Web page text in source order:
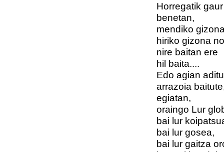
Horregatik
benetan,
mendiko
hiriko gizona
nire baitan ere
hil baita....
Edo agian
arrazoia
egiatan,
oraingo Lur
bai lur
bai lur gosea,
bai lur gaitza